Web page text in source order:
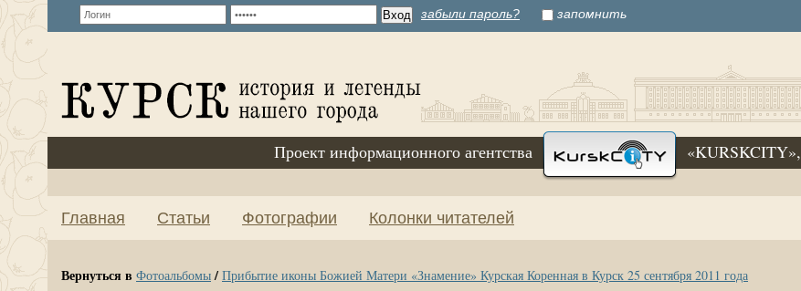
забыли пароль? запомнить
Проект информационного агентства «KURSKCITY»,
Главная Статьи Фотографии Колонки читателей
Вернуться в Фотоальбомы/ Прибытие иконы Божией Матери «Знамение» Курская Коренная в Курск 25 сентября 2011 года